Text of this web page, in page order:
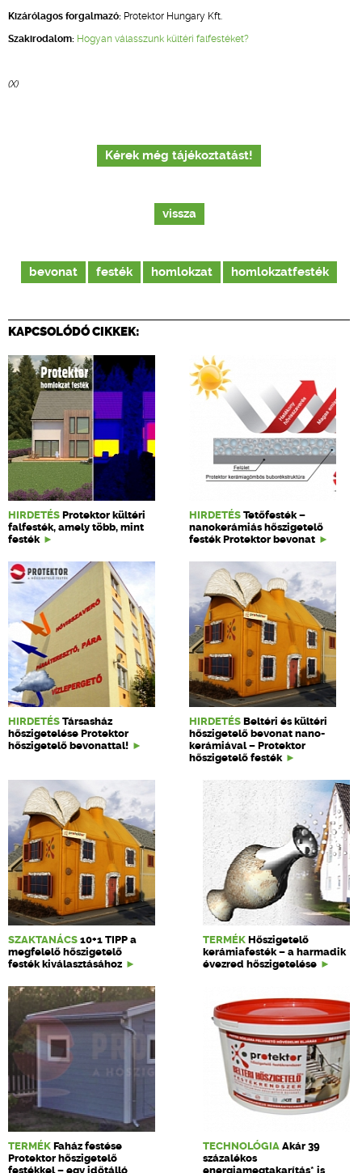
Kizárólagos forgalmazó: Protektor Hungary Kft.
Szakirodalom: Hogyan válasszunk kültéri falfestéket?
(X)
Kérek még tájékoztatást!
vissza
bevonat festék homlokzat homlokzatfesték
KAPCSOLÓDÓ CIKKEK:
HIRDETÉS Protektor kültéri
falfesték, amely több, mint
festék
HIRDETÉS Tetőfesték –
nanokerámiás hőszigetelő
festék Protektor bevonat
HIRDETÉS Társasház
hőszigetelése Protektor
hőszigetelő bevonattal!
HIRDETÉS Beltéri és kültéri
hőszigetelő bevonat nano-
kerámiával – Protektor
hőszigetelő festék
SZAKTANÁCS 10+1 TIPP a
megfelelő hőszigetelő
festék kiválasztásához
TERMÉK Hőszigetelő
kerámiafesték – a harmadik
évezred hőszigetelése
TERMÉK Faház festése
Protektor hőszigetelő
festékkel – egy időtálló
TECHNOLÓGIA Akár 39
százalékos
energiamegtakarítás* is